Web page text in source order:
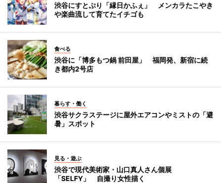
渋谷にすとぷり「縁日かふぇ」 メンカラたこやき
や楽曲流して育てたイチゴも
食べる
渋谷に「博多もつ鍋 前田屋」 福岡発、新宿に続
き都内2号店
暮らす・働く
渋谷サクラステージに屋外エアコンやミストの「避
暑」スポット
見る・遊ぶ
渋谷で現代美術家・山口真人さん個展
「SELFY」 自撮り女性描く